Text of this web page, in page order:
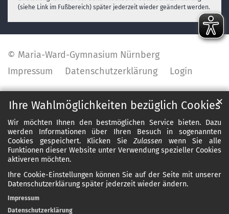
Ihre Wahlmöglichkeiten bezüglich Cookies
Wir möchten Ihnen den bestmöglichen Service bieten. Dazu
werden Informationen über Ihren Besuch in sogenannten
Cookies gespeichert. Klicken SieZulassen wenn Sie alle
Funktionen dieser Website unter Verwendung spezieller Cookies
aktiveren möchten.
Ihre Cookie-Einstellungen können Sie auf der Seite mit unserer
Datenschutzerklärung später jederzeit wieder ändern.
✕
Impressum
Datenschutzerklärung
(siehe Link im Fußbereich) später jederzeit wieder geändert werden.
© Maria-Ward-Gymnasium Nürnberg
Impressum
Datenschutzerklärung Login